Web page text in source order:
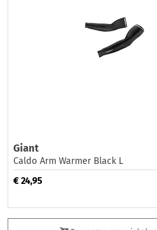
Giant
Caldo Arm Warmer Black L
€ 24,95